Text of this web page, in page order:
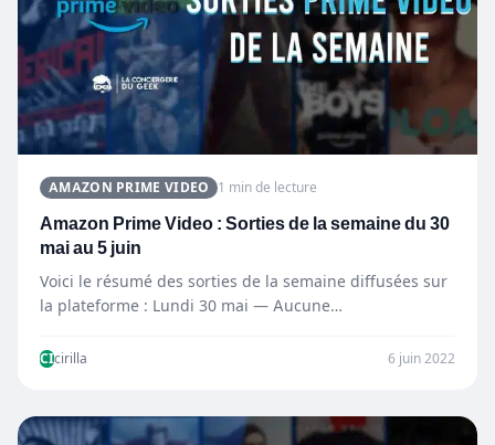
AMAZON PRIME VIDEO 1 min de lecture
Amazon Prime Video : Sorties de la semaine du 30
mai au 5 juin
Voici le résumé des sorties de la semaine diffusées sur
la plateforme : Lundi 30 mai — Aucune…
CIcirilla 6 juin 2022